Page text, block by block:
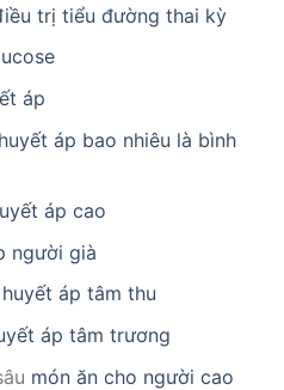
trị tiểu đường thai kỳ
áp
huyết áp bao nhiêu là bình
áp cao
người già
huyết áp tâm thu
áp tâm trương
món ăn cho người cao